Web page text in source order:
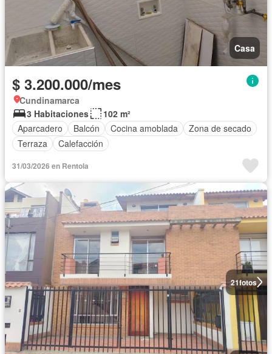
Casa
$ 3.200.000/mes
Cundinamarca
3 Habitaciones
102 m²
Aparcadero
Balcón Cocina amoblada
Zona de secado
Terraza
Calefacción
31/03/2026 en Rentola
21fotos